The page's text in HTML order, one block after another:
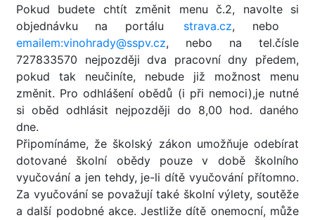
Pokud budete chtít změnit menu č.2, navolte si
objednávku na portálu
strava.cz, nebo
emailem:vinohrady@sspv.cz, nebo na tel.čísle
727833570 nejpozději dva pracovní dny předem,
pokud tak neučiníte, nebude již možnost menu
změnit. Pro odhlášení obědů (i při nemoci),je nutné
si oběd odhlásit nejpozději do 8,00 hod. daného
dne.
Připomínáme, že školský zákon umožňuje odebírat
dotované školní obědy pouze v době školního
vyučování a jen tehdy, je-li dítě vyučování přítomno.
Za vyučování se považují také školní výlety, soutěže
a další podobné akce. Jestliže dítě onemocní, může